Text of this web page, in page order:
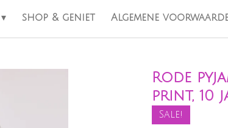
shop & geniet Algemene
Rode
print, 10
Sale!